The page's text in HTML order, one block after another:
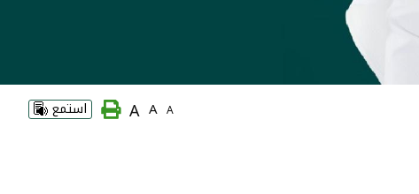
A
A
A استمع